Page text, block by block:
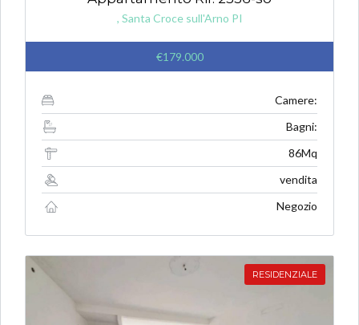
, Santa Croce sull'Arno PI
€179.000
Camere:
Bagni:
86Mq
vendita
Negozio
RESIDENZIALE